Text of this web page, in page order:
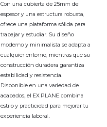
Con una cubierta de 25mm de
espesor y una estructura robusta,
ofrece una plataforma sólida para
trabajar y estudiar. Su diseño
moderno y minimalista se adapta a
cualquier entorno, mientras que su
construcción duradera garantiza
estabilidad y resistencia.
Disponible en una variedad de
acabados, el EX PLANE combina
estilo y practicidad para mejorar tu
experiencia laboral.